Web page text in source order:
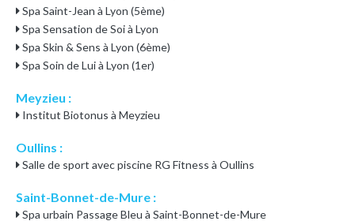
Spa Saint-Jean à Lyon (5ème)
Spa Sensation de Soi à Lyon
Spa Skin & Sens à Lyon (6ème)
Spa Soin de Lui à Lyon (1er)
Meyzieu :
Institut Biotonus à Meyzieu
Oullins :
Salle de sport avec piscine RG Fitness à Oullins
Saint-Bonnet-de-Mure :
Spa urbain Passage Bleu à Saint-Bonnet-de-Mure